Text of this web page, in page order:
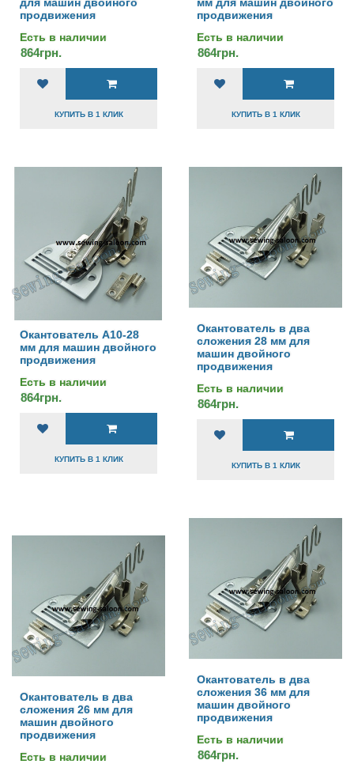
продвижения
Есть в наличии
864грн.
КУПИТЬ В 1 КЛИК
продвижения
Есть в наличии
864грн.
КУПИТЬ В 1 КЛИК
Окантователь А10-28
мм для машин двойного
продвижения
Есть в наличии
864грн.
КУПИТЬ В 1 КЛИК
Окантователь в два
сложения 28 мм для
машин двойного
продвижения
Есть в наличии
864грн.
КУПИТЬ В 1 КЛИК
Окантователь в два
сложения 26 мм для
машин двойного
продвижения
Есть в наличии
Окантователь в два
сложения 36 мм для
машин двойного
продвижения
Есть в наличии
864грн.